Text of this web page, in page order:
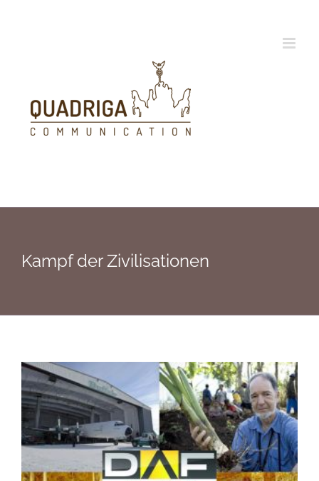
Kampf der Zivilisationen